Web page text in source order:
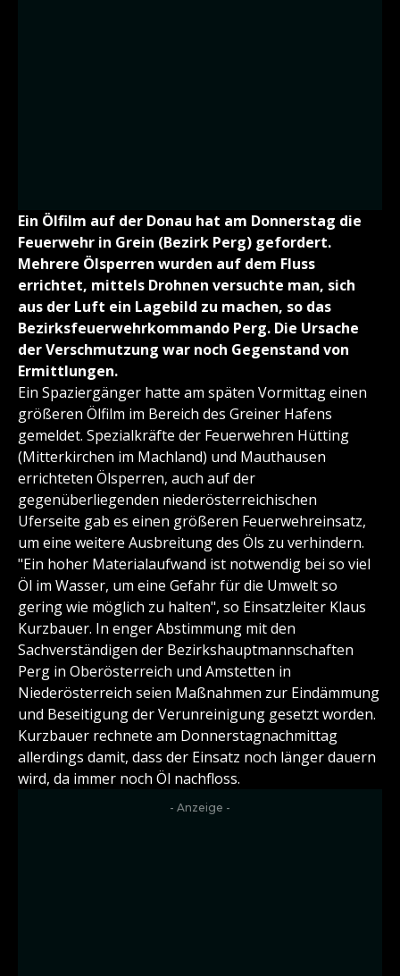
Ein Ölfilm auf der Donau hat am Donnerstag die
Feuerwehr in Grein (Bezirk Perg) gefordert.
Mehrere Ölsperren wurden auf dem Fluss
errichtet, mittels Drohnen versuchte man, sich
aus der Luft ein Lagebild zu machen, so das
Bezirksfeuerwehrkommando Perg. Die Ursache
der Verschmutzung war noch Gegenstand von
Ermittlungen.
Ein Spaziergänger hatte am späten Vormittag einen
größeren Ölfilm im Bereich des Greiner Hafens
gemeldet. Spezialkräfte der Feuerwehren Hütting
(Mitterkirchen im Machland) und Mauthausen
errichteten Ölsperren, auch auf der
gegenüberliegenden niederösterreichischen
Uferseite gab es einen größeren Feuerwehreinsatz,
um eine weitere Ausbreitung des Öls zu verhindern.
"Ein hoher Materialaufwand ist notwendig bei so viel
Öl im Wasser, um eine Gefahr für die Umwelt so
gering wie möglich zu halten", so Einsatzleiter Klaus
Kurzbauer. In enger Abstimmung mit den
Sachverständigen der Bezirkshauptmannschaften
Perg in Oberösterreich und Amstetten in
Niederösterreich seien Maßnahmen zur Eindämmung
und Beseitigung der Verunreinigung gesetzt worden.
Kurzbauer rechnete am Donnerstagnachmittag
allerdings damit, dass der Einsatz noch länger dauern
wird, da immer noch Öl nachfloss.
- Anzeige -